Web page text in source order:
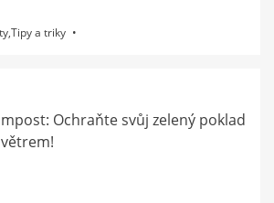
,Tipy a triky
Ochraňte svůj zelený poklad